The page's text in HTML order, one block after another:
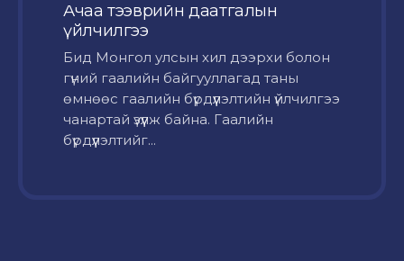
Ачаа тээврийн даатгалын
үйлчилгээ
Бид Монгол улсын хил дээрхи болон
гүний гаалийн байгууллагад таны
өмнөөс гаалийн бүрдүүлэлтийн үйлчилгээ
чанартай үзүүлж байна. Гаалийн
бүрдүүлэлтийг...